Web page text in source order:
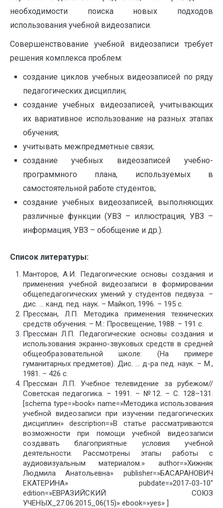
необходимости поиска новых подходов
использования учебной видеозаписи.
Совершенствование учебной видеозаписи требует
решения комплекса проблем:
создание циклов учебных видеозаписей по ряду
педагогических дисциплин;
создание учебных видеозаписей, учитывающих
их вариативное использование на разных этапах
обучения;
учитывать межпредметные связи;
создание учебных видеозаписей учебно-
программного плана, используемых в
самостоятельной работе студентов;
создание учебных видеозаписей, выполняющих
различные функции (УВЗ – иллюстрация, УВЗ –
информация, УВЗ – обобщение и др.).
Список литературы:
Манторов, А.И. Педагогические основы создания и
применения учебной видеозаписи в формировании
общепедагогических умений у студентов педвуза. –
дис. … канд. пед. наук. – Майкоп, 1996. – 195 с.
Прессман, Л.П. Методика применения технических
средств обучения. – М.: Просвещение, 1988. – 191 с.
Прессман Л.П. Педагогические основы создания и
использования экранно-звуковых средств в средней
общеобразовательной школе: (На примере
гуманитарных предметов). Дис. … д-ра пед. наук. – М.,
1981. – 426 с.
Прессман Л.П. Учебное телевидение за рубежом//
Советская педагогика. – 1991. – №12. – С. 128–131.
[schema type=»book» name=»Методика использования
учебной видеозаписи при изучении педагогических
дисциплин» description=»В статье рассматриваются
возможности при помощи учебной видеозаписи
создавать благоприятные условия учебной
деятельности. Рассмотрены этапы работы с
аудиовизуальным материалом.» author=»Хижняк
Людмила Анатольевна» publisher=»БАСАРАНОВИЧ
ЕКАТЕРИНА» pubdate=»2017-03-10″
edition=»ЕВРАЗИЙСКИЙ СОЮЗ
УЧЕНЫХ_27.06.2015_06(15)» ebook=»yes» ]